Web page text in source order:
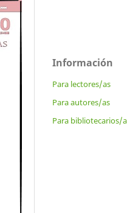
Información
Para lectores/as
Para autores/as
Para bibliotecarios/